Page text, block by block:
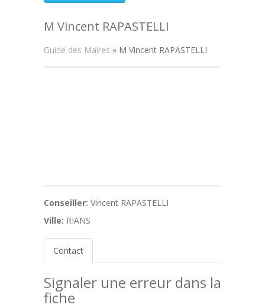
M Vincent RAPASTELLI
Guide des Maires » M Vincent RAPASTELLI
Conseiller: Vincent RAPASTELLI
Ville: RIANS
Contact
Signaler une erreur dans la
fiche